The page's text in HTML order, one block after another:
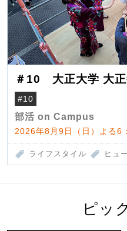
＃10 大正大学 大正
#10
部活 on Campus
2026年8月9日（日）よる6
ライフスタイル ヒュ
ピッ